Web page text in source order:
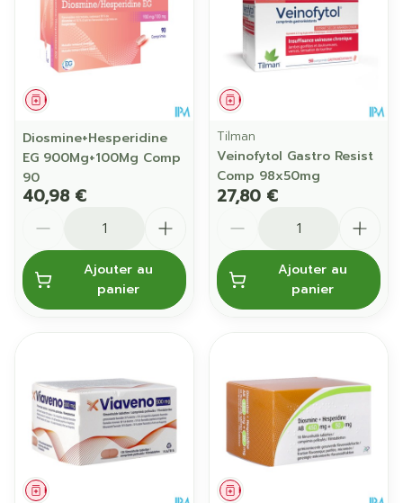
Médicament
Diosmine+Hesperidine
EG 900Mg+100Mg Comp
90
40,98 €
Ajouter au
panier
Médicament
Tilman
Veinofytol Gastro Resist
Comp 98x50mg
27,80 €
Ajouter au
panier
Médicament Médicament